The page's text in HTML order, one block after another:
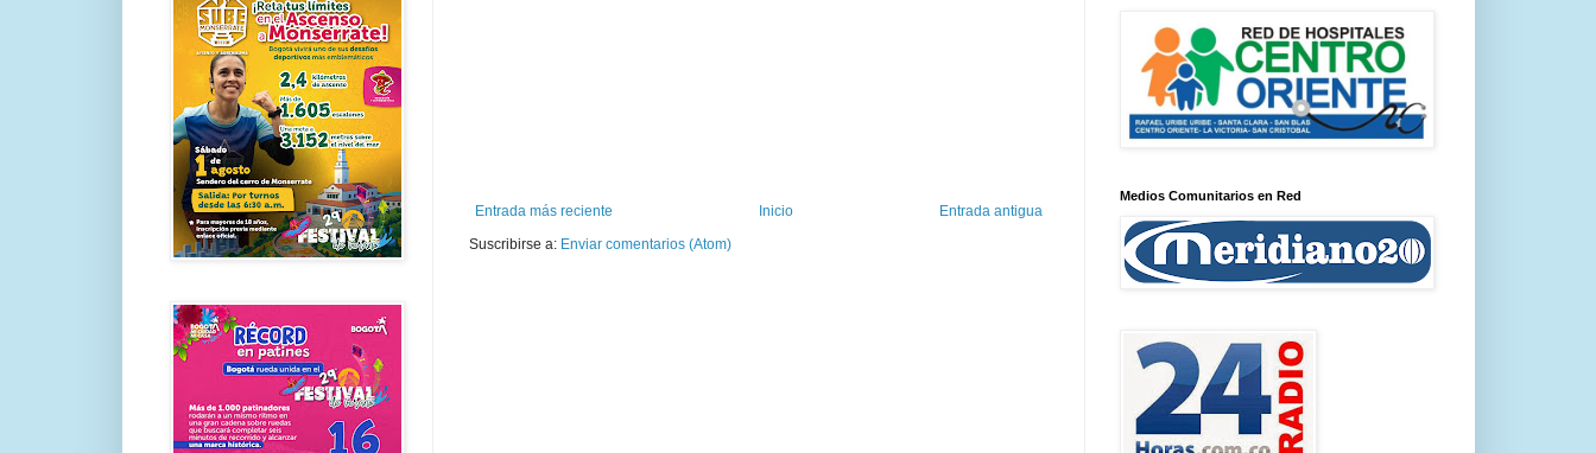
Entrada más reciente Entrada antigua
Inicio
Suscribirse a: Enviar comentarios (Atom)
Medios Comunitarios en Red